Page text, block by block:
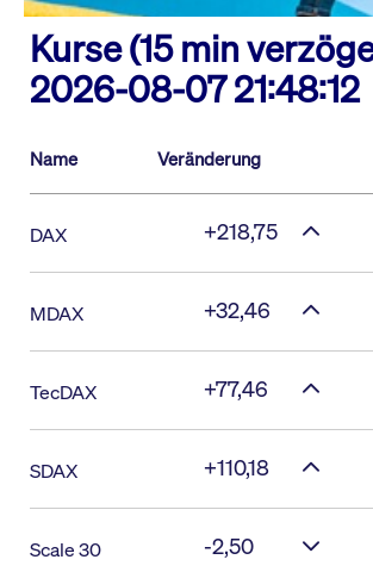
Kurse (15 min
2026-08-07 21:48:12
Name Veränderung
DAX +218,75
MDAX +32,46
TecDAX +77,46
SDAX +110,18
Scale 30 -2,50